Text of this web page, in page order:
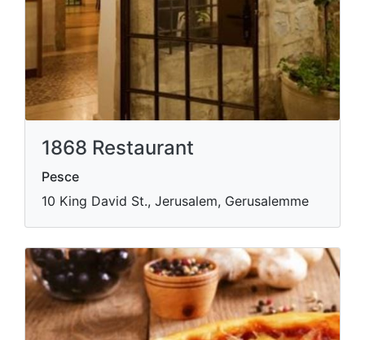
1868 Restaurant
Pesce
10 King David St., Jerusalem, Gerusalemme